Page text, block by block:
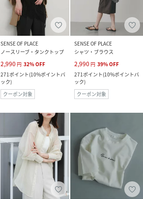
SENSE OF PLACE
ノースリーブ・タンクトップ
2,990 円 32%OFF
271ポイント(10%ポイントバ
ック)
クーポン対象
SENSE OF PLACE
シャツ・ブラウス
2,990 円 39%OFF
271ポイント(10%ポイントバ
ック)
クーポン対象